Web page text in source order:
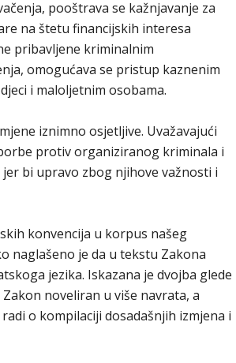
pooštrava se kažnjavanje za
na štetu financijskih interesa
pribavljene kriminalnim
omogućava se pristup kaznenim
i maloljetnim osobama.
iznimno osjetljive. Uvažavajući
protiv organiziranog kriminala i
bi upravo zbog njihove važnosti i
konvencija u korpus našeg
naglašeno je da u tekstu Zakona
jezika. Iskazana je dvojba glede
noveliran u više navrata, a
o kompilaciji dosadašnjih izmjena i